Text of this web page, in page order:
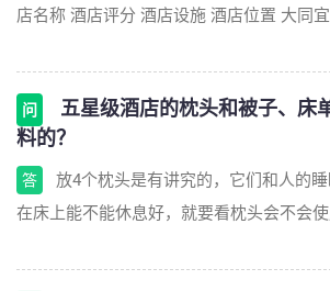
店名称 酒店评分 酒店设施 酒店位置 大同
问
五星级酒店的枕头和被子、床
料的？
答
放4个枕头是有讲究的，它们和人的
在床上能不能休息好，就要看枕头会不会